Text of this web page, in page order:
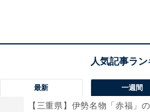
最新 一週間
【三重県】伊勢名物「赤福」